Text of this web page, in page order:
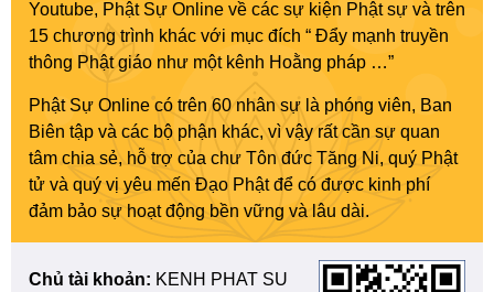
Youtube, Phật Sự Online về các sự kiện Phật sự và trên
15 chương trình khác với mục đích “ Đẩy mạnh truyền
thông Phật giáo như một kênh Hoằng pháp …”
Phật Sự Online có trên 60 nhân sự là phóng viên, Ban
Biên tập và các bộ phận khác, vì vậy rất cần sự quan
tâm chia sẻ, hỗ trợ của chư Tôn đức Tăng Ni, quý Phật
tử và quý vị yêu mến Đạo Phật để có được kinh phí
đảm bảo sự hoạt động bền vững và lâu dài.
Chủ tài khoản: KENH PHAT SU